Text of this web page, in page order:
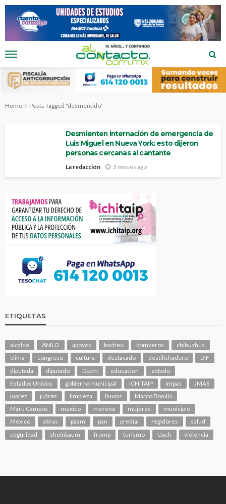
Home Posts Tagged "desmentido"
Desmienten internación de emergencia de
Luis Miguel en Nueva York: esto dijeron
personas cercanas al cantante
La redacción 3 meses ago
ETIQUETAS
alcalde AMLO apoyos bacheo bomberos
chihuahua
clima
congreso cultura destacado destilichadero
DIF
diputada
diputado Dspm educacion
estado
Estados Unidos
gobierno municipal ICHITAIP impas
JMAS
juarez
juárez limpieza lluvias
Marco Bonilla
Maru Campos
mexico morena mujeres
municipio
México
obras paam pan predial regidores
salud
seguridad
sheinbaum Trump turismo Uach violencia